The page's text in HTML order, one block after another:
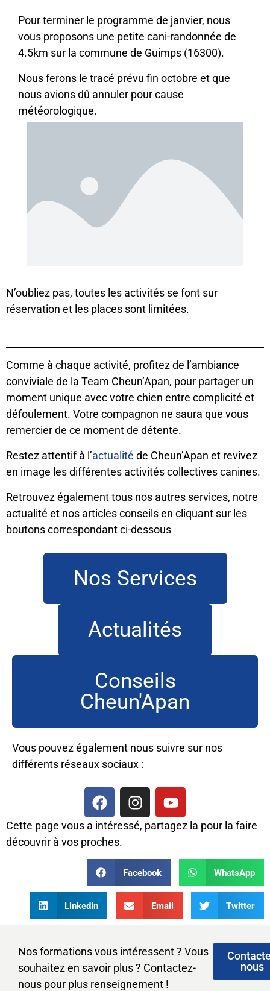
Pour terminer le programme de janvier, nous
vous proposons une petite cani-randonnée de
4.5km sur la commune de Guimps (16300).
Nous ferons le tracé prévu fin octobre et que
nous avions dû annuler pour cause
météorologique.
N’oubliez pas, toutes les activités se font sur
réservation et les places sont limitées.
Comme à chaque activité, profitez de l’ambiance
conviviale de la Team Cheun’Apan, pour partager un
moment unique avec votre chien entre complicité et
défoulement. Votre compagnon ne saura que vous
remercier de ce moment de détente.
Restez attentif à l’actualité de Cheun’Apan et revivez
en image les différentes activités collectives canines.
Retrouvez également tous nos autres services, notre
actualité et nos articles conseils en cliquant sur les
boutons correspondant ci-dessous
Nos Services
Actualités
Conseils
Cheun'Apan
Vous pouvez également nous suivre sur nos
différents réseaux sociaux :
Cette page vous a intéressé, partagez la pour la faire
découvrir à vos proches.
Facebook WhatsApp
LinkedIn Email Twitter
Nos formations vous intéressent ? Vous
souhaitez en savoir plus ? Contactez-
nous pour plus renseignement !
nous